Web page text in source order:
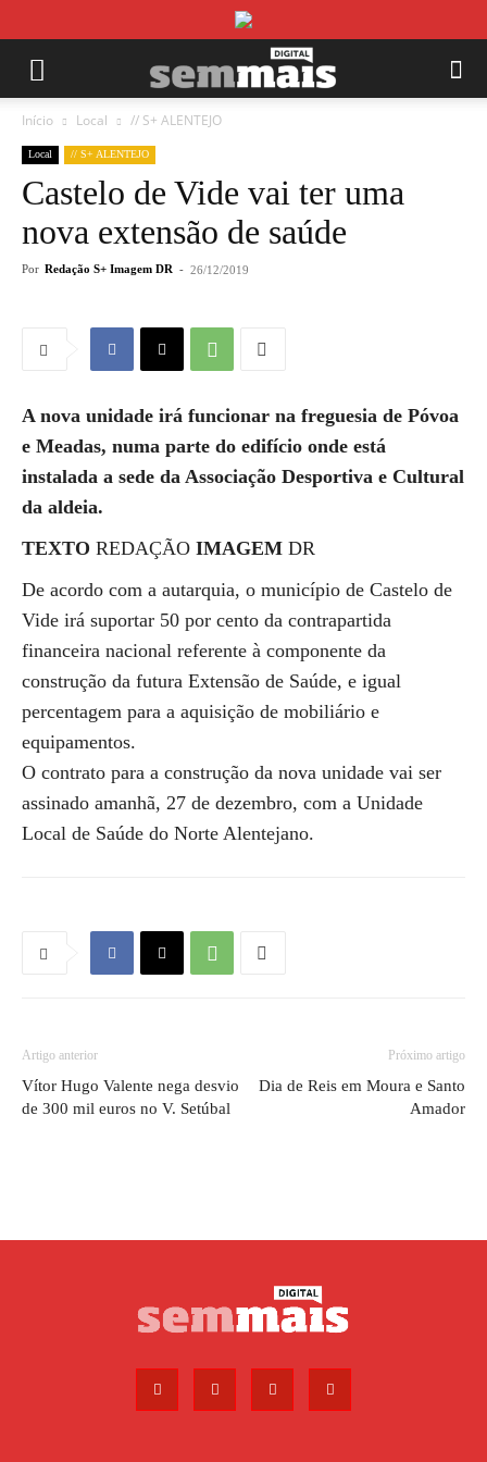
Início Local // S+ ALENTEJO
Local // S+ ALENTEJO
Castelo de Vide vai ter uma
nova extensão de saúde
Por Redação S+ Imagem DR - 26/12/2019
A nova unidade irá funcionar na freguesia de Póvoa
e Meadas, numa parte do edifício onde está
instalada a sede da Associação Desportiva e Cultural
da aldeia.
TEXTO REDAÇÃO IMAGEM DR
De acordo com a autarquia, o município de Castelo de
Vide irá suportar 50 por cento da contrapartida
financeira nacional referente à componente da
construção da futura Extensão de Saúde, e igual
percentagem para a aquisição de mobiliário e
equipamentos.
O contrato para a construção da nova unidade vai ser
assinado amanhã, 27 de dezembro, com a Unidade
Local de Saúde do Norte Alentejano.
Artigo anterior
Vítor Hugo Valente nega desvio
de 300 mil euros no V. Setúbal
Próximo artigo
Dia de Reis em Moura e Santo
Amador